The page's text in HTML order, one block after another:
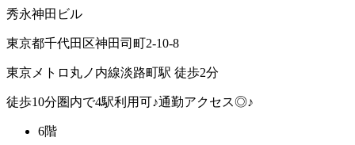
秀永神田ビル
東京都千代田区神田司町2-10-8
東京メトロ丸ノ内線淡路町駅 徒歩2分
徒歩10分圏内で4駅利用可♪通勤アクセス◎♪
6階